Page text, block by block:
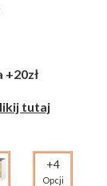
tutaj
+4
Opcji